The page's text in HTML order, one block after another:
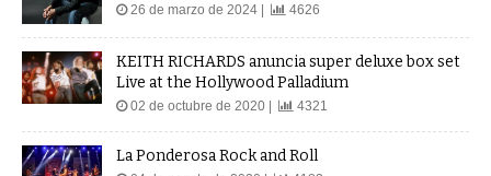
26 de marzo de 2024 | 4626
KEITH RICHARDS anuncia super deluxe box set
Live at the Hollywood Palladium
02 de octubre de 2020 | 4321
La Ponderosa Rock and Roll